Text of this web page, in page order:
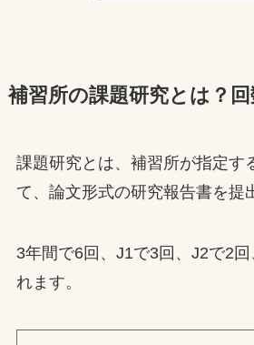
補習所の課題研究とは？
課題研究とは、補習所が指定す
て、論文形式の研究報告書を提
3年間で6回、J1で3回、J2で2
れます。